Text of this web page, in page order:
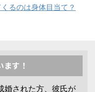
るのは身体目当て？
す！
婚された方、彼氏が